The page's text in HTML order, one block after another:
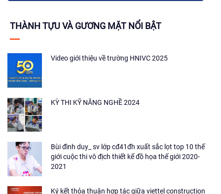
THÀNH TỰU VÀ GƯƠNG MẶT NỔI BẬT
Video giới thiệu về trường HNIVC 2025
KỲ THI KỸ NĂNG NGHỀ 2024
Bùi đình duy_ sv lớp cđ41đh xuất sắc lọt top 10 thế
giới cuộc thi vô địch thiết kế đồ họa thế giới 2020-
2021
Ký kết thỏa thuận hợp tác giữa viettel construction